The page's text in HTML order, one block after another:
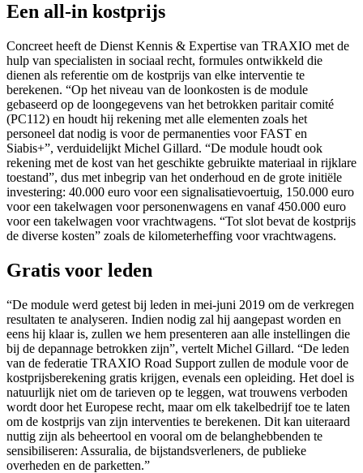
Een all-in kostprijs
Concreet heeft de Dienst Kennis & Expertise van TRAXIO met de
hulp van specialisten in sociaal recht, formules ontwikkeld die
dienen als referentie om de kostprijs van elke interventie te
berekenen. “Op het niveau van de loonkosten is de module
gebaseerd op de loongegevens van het betrokken paritair comité
(PC112) en houdt hij rekening met alle elementen zoals het
personeel dat nodig is voor de permanenties voor FAST en
Siabis+”, verduidelijkt Michel Gillard. “De module houdt ook
rekening met de kost van het geschikte gebruikte materiaal in rijklare
toestand”, dus met inbegrip van het onderhoud en de grote initiële
investering: 40.000 euro voor een signalisatievoertuig, 150.000 euro
voor een takelwagen voor personenwagens en vanaf 450.000 euro
voor een takelwagen voor vrachtwagens. “Tot slot bevat de kostprijs
de diverse kosten” zoals de kilometerheffing voor vrachtwagens.
Gratis voor leden
“De module werd getest bij leden in mei-juni 2019 om de verkregen
resultaten te analyseren. Indien nodig zal hij aangepast worden en
eens hij klaar is, zullen we hem presenteren aan alle instellingen die
bij de depannage betrokken zijn”, vertelt Michel Gillard. “De leden
van de federatie TRAXIO Road Support zullen de module voor de
kostprijsberekening gratis krijgen, evenals een opleiding. Het doel is
natuurlijk niet om de tarieven op te leggen, wat trouwens verboden
wordt door het Europese recht, maar om elk takelbedrijf toe te laten
om de kostprijs van zijn interventies te berekenen. Dit kan uiteraard
nuttig zijn als beheertool en vooral om de belanghebbenden te
sensibiliseren: Assuralia, de bijstandsverleners, de publieke
overheden en de parketten.”